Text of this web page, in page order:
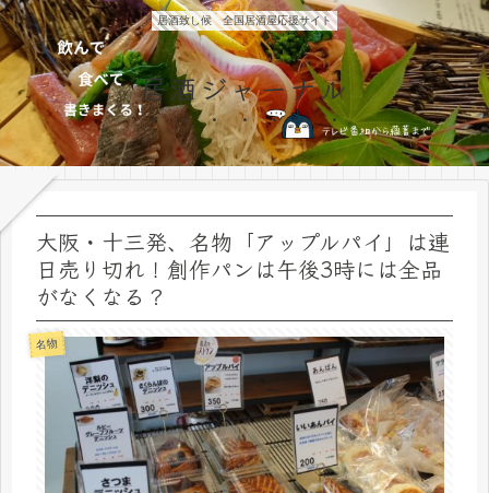
居酒致し候 全国居酒屋応援サイト
居酒ジャーナル
大阪・十三発、名物「アップルパイ」は連
日売り切れ！創作パンは午後3時には全品
がなくなる？
名物